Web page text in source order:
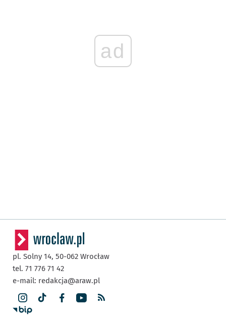
ad
pl. Solny 14, 50-062 Wrocław
tel. 71 776 71 42
e-mail: redakcja@araw.pl